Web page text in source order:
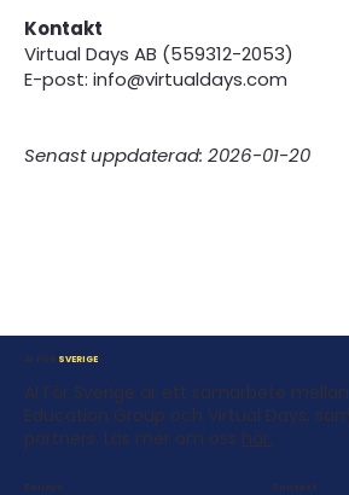
Kontakt
Virtual Days AB (559312-2053)
E-post: info@virtualdays.com
Senast uppdaterad: 2026-01-20
AI FÖR SVERIGE
AI För Sverige är ett samarbete
Education Group och Virtual Days,
partners. Läs mer om oss här.
Policys Contact